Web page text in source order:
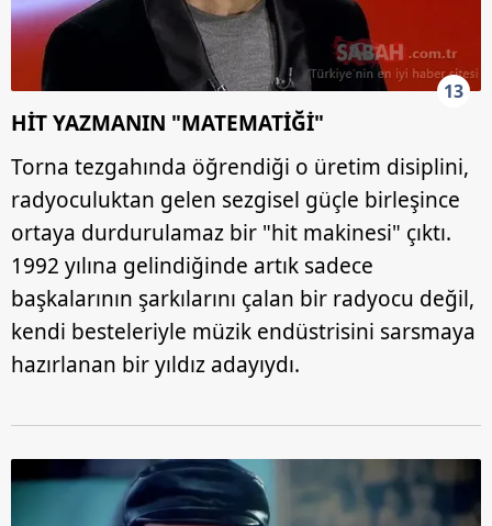
13
HİT YAZMANIN "MATEMATİĞİ"
Torna tezgahında öğrendiği o üretim disiplini,
radyoculuktan gelen sezgisel güçle birleşince
ortaya durdurulamaz bir "hit makinesi" çıktı.
1992 yılına gelindiğinde artık sadece
başkalarının şarkılarını çalan bir radyocu değil,
kendi besteleriyle müzik endüstrisini sarsmaya
hazırlanan bir yıldız adayıydı.